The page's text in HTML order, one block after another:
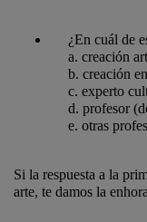
¿En cuál de
a. creación
b. creación
c. experto
d. profesor
e. otras
Si la respuesta a la
arte, te damos la